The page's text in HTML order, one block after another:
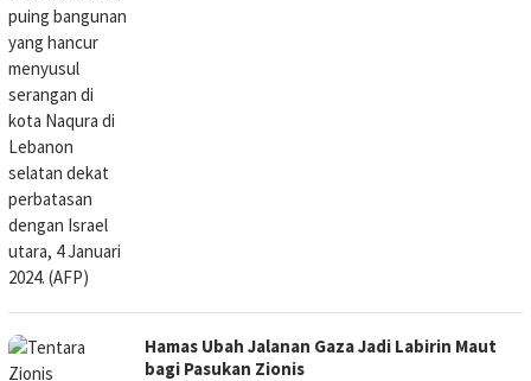
Hamas Ubah Jalanan Gaza Jadi Labirin Maut
bagi Pasukan Zionis